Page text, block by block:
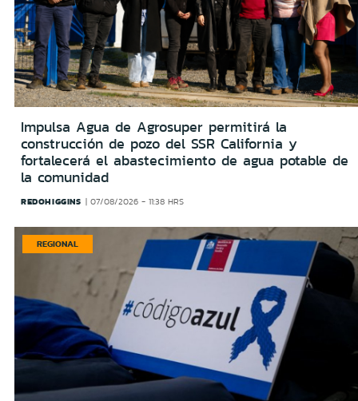
Impulsa Agua de Agrosuper permitirá la
construcción de pozo del SSR California y
fortalecerá el abastecimiento de agua potable de
la comunidad
REDOHIGGINS 07/08/2026 - 11:38 HRS
REGIONAL